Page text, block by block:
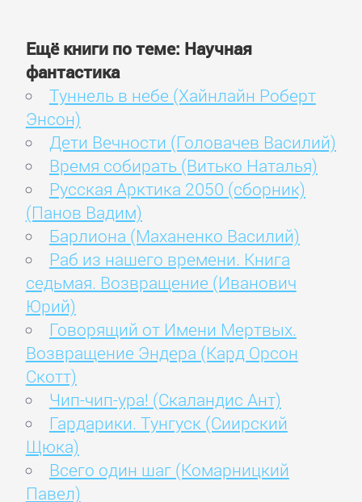
Ещё книги по теме: Научная
фантастика
Туннель в небе (Хайнлайн Роберт
Энсон)
Дети Вечности (Головачев Василий)
Время собирать (Витько Наталья)
Русская Арктика 2050 (сборник)
(Панов Вадим)
Барлиона (Маханенко Василий)
Раб из нашего времени. Книга
седьмая. Возвращение (Иванович
Юрий)
Говорящий от Имени Мертвых.
Возвращение Эндера (Кард Орсон
Скотт)
Чип-чип-ура! (Скаландис Ант)
Гардарики. Тунгуск (Сиирский
Щюка)
Всего один шаг (Комарницкий
Павел)